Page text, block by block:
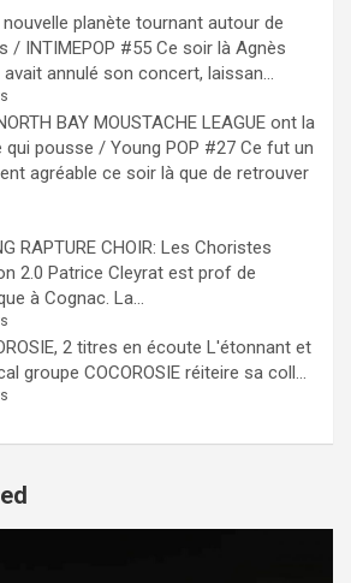
nouvelle planète tournant autour de
/ INTIMEPOP #55 Ce soir là Agnès
avait annulé son concert, laissan...
BAY MOUSTACHE LEAGUE ont la
qui pousse / Young POP #27 Ce fut un
agréable ce soir là que de retrouver
RAPTURE CHOIR: Les Choristes
2.0 Patrice Cleyrat est prof de
à Cognac. La...
2 titres en écoute L'étonnant et
groupe COCOROSIE réiteire sa coll...